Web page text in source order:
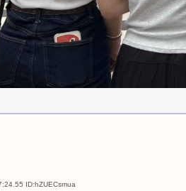
ID:hZUECsmua